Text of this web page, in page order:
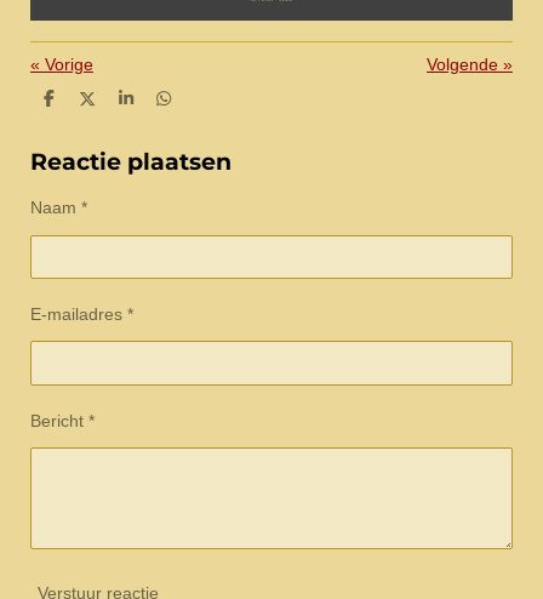
« Vorige Volgende »
D
e
n
D
l
S
r
e
D
e
n
Reactie plaatsen
Naam *
E-mailadres *
Bericht *
Verstuur reactie